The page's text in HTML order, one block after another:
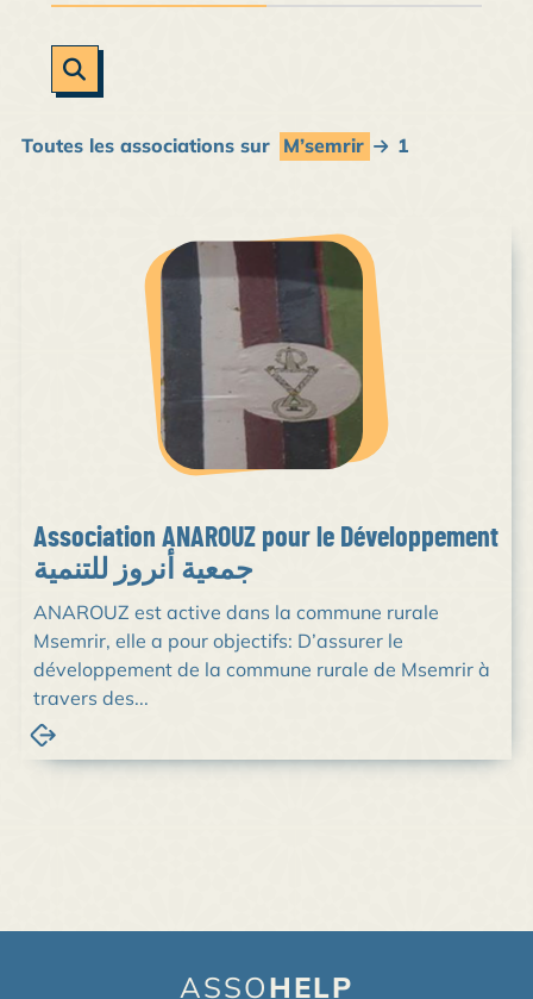
Toutes les associations sur M’semrir 1
Association ANAROUZ pour le Développement
جمعية أنروز للتنمية
ANAROUZ est active dans la commune rurale
Msemrir, elle a pour objectifs: D’assurer le
développement de la commune rurale de Msemrir à
travers des...
ASSOHELP